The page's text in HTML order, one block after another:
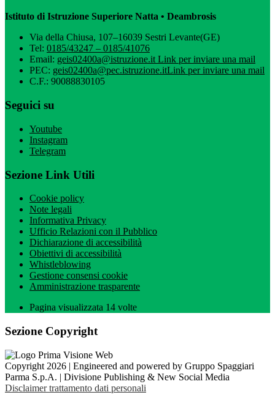
Istituto di Istruzione Superiore Natta • Deambrosis
Via della Chiusa, 107–16039 Sestri Levante(GE)
Tel: 0185/43247 – 0185/41076
Email: geis02400a@istruzione.itLink per inviare una mail
PEC: geis02400a@pec.istruzione.itLink per inviare una mail
C.F.: 90088830105
Seguici su
Youtube
Instagram
Telegram
Sezione Link Utili
Cookie policy
Note legali
Informativa Privacy
Ufficio Relazioni con il Pubblico
Dichiarazione di accessibilità
Obiettivi di accessibilità
Whistleblowing
Gestione consensi cookie
Amministrazione trasparente
Pagina visualizzata 14 volte
Sezione Copyright
Copyright 2026 | Engineered and powered by Gruppo Spaggiari
Parma S.p.A. | Divisione Publishing & New Social Media
Disclaimer trattamento dati personali